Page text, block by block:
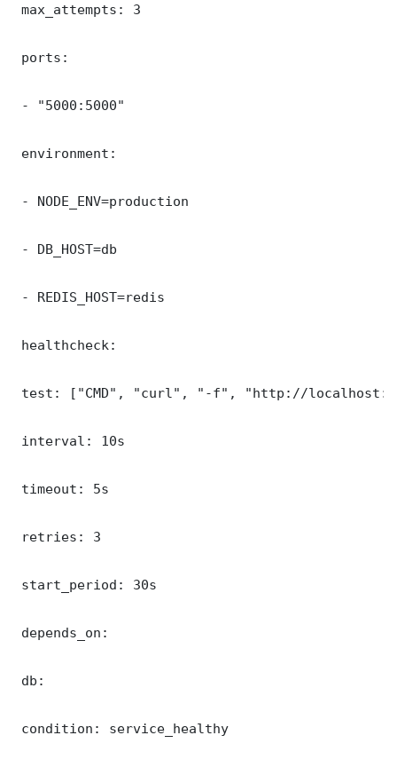
max_attempts: 3
ports:
- "5000:5000"
environment:
- NODE_ENV=production
- DB_HOST=db
- REDIS_HOST=redis
healthcheck:
test: ["CMD", "curl", "-f", "http://
interval: 10s
timeout: 5s
retries: 3
start_period: 30s
depends_on:
db:
condition: service_healthy